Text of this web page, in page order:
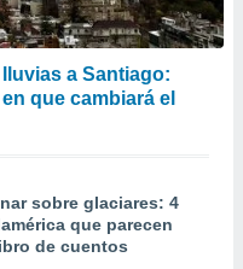
a Santiago:
que cambiará el
sobre glaciares: 4
que parecen
de cuentos